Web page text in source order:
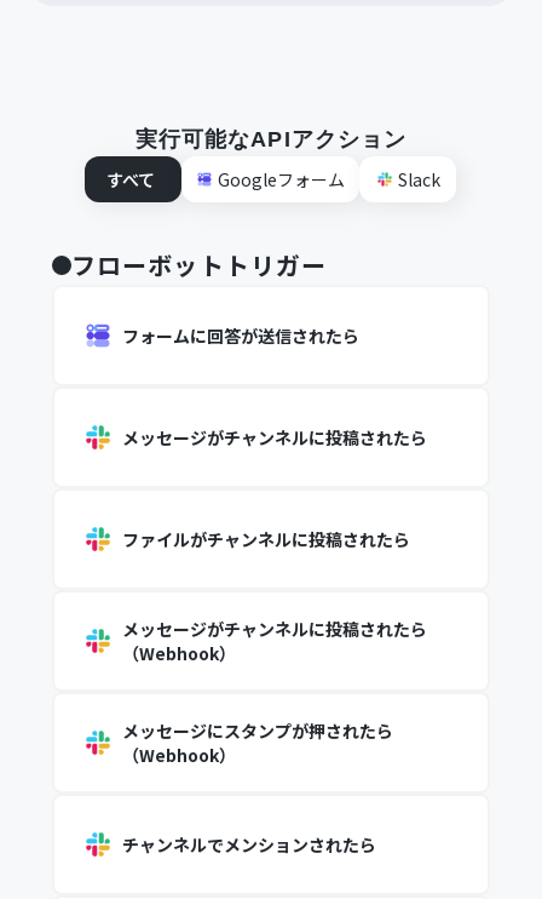
実行可能なAPIアクション
すべて
Googleフォーム Slack
フローボットトリガー
フォームに回答が送信されたら
メッセージがチャンネルに投稿されたら
ファイルがチャンネルに投稿されたら
メッセージがチャンネルに投稿されたら
（Webhook）
メッセージにスタンプが押されたら
（Webhook）
チャンネルでメンションされたら